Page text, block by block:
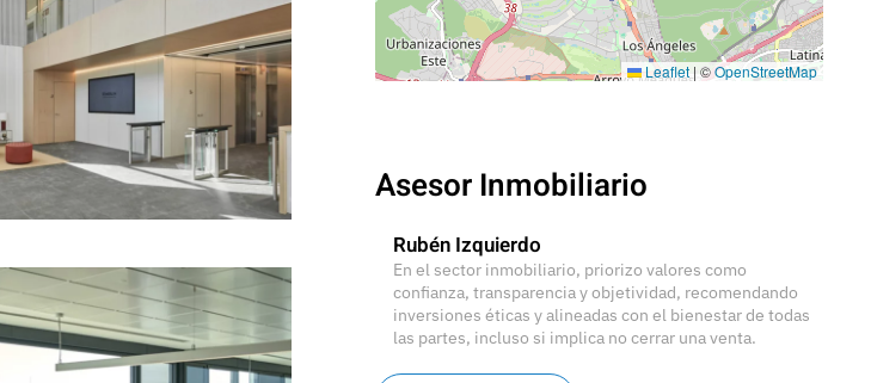
Ampliar
Leaflet | ©OpenStreetMap
Asesor Inmobiliario
Rubén Izquierdo
En el sector inmobiliario, priorizo valores como
confianza, transparencia y objetividad, recomendando
inversiones éticas y alineadas con el bienestar de todas
las partes, incluso si implica no cerrar una venta.